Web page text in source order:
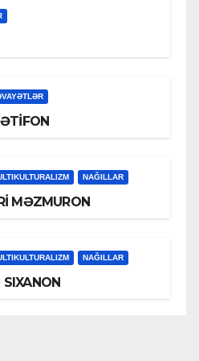
NAĞILLAR
MƏZMURON
NAĞILLAR